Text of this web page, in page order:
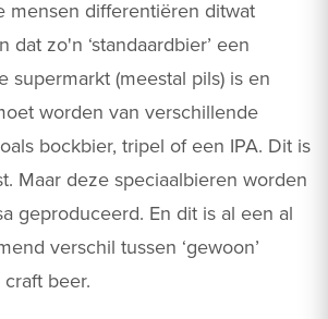
mensen differentiëren ditwat
zo'n ‘standaardbier’ een
supermarkt (meestal pils) is en
worden van verschillende
bockbier, tripel of een IPA. Dit is
Maar deze speciaalbieren worden
geproduceerd. En dit is al een al
verschil tussen ‘gewoon’
beer.